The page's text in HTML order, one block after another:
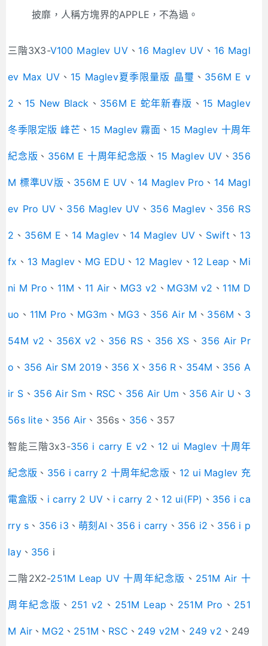
披靡，人稱方塊界的APPLE，不為過。
三階3X3-V100 Maglev UV、 16 Maglev UV 、 16 Magl
ev Max UV、 15 Maglev夏季限量版 晶璽 、 356M E v
2 、 15 New Black 、 356M E 蛇年新春版 、 15 Maglev
冬季限定版 峰芒 、 15 Maglev 霧面 、 15 Maglev 十周年
紀念版 、 356M E 十周年紀念版 、 15 Maglev UV 、 356
M 標準UV版 、 356M E UV 、 14 Maglev Pro 、 14 Magl
ev Pro UV 、 356 Maglev UV 、 356 Maglev 、 356 RS
2 、 356M E 、 14 Maglev 、 14 Maglev UV 、 Swift 、 13
fx 、 13 Maglev 、 MG EDU 、 12 Maglev 、 12 Leap 、 Mi
ni M Pro 、 11M 、 11 Air 、 MG3 v2 、 MG3M v2 、 11M D
uo 、 11M Pro 、 MG3m 、 MG3 、 356 Air M 、 356M 、 3
54M v2 、 356X v2 、 356 RS、 356 XS 、 356 Air Pr
o 、 356 Air SM 2019 、 356 X 、 356 R 、 354M 、 356 A
ir S 、 356 Air Sm 、 RSC 、 356 Air Um 、 356 Air U 、 3
56s lite、 356 Air 、356s、 356 、357
智能三階3x3-356 i carry E v2 、 12 ui Maglev 十周年
紀念版 、 356 i carry 2 十周年紀念版 、 12 ui Maglev 充
電盒版 、 i carry 2 UV 、 i carry 2 、 12 ui(FP) 、 356 i ca
rry s 、 356 i3 、 萌刻AI 、 356 i carry 、 356 i2 、 356 i p
lay、 356 i
二階2X2-251M Leap UV 十周年紀念版 、 251M Air 十
周年紀念版 、 251 v2 、 251M Leap 、 251M Pro 、 251
M Air 、 MG2 、 251M 、 RSC 、 249 v2M 、 249 v2 、249